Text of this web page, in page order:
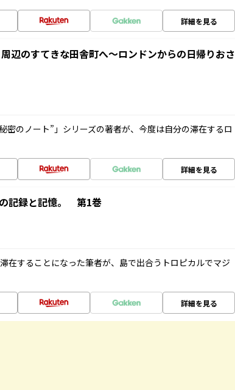
詳細を見る
辺のすてきな田舎町へ～ロンドンからの日帰りおさ
密のノート”」シリーズの著者が、今度は自分の滞在するロ
詳細を見る
記録と記憶。 第1巻
在することになった筆者が、島で出合うトロピカルでマジ
詳細を見る